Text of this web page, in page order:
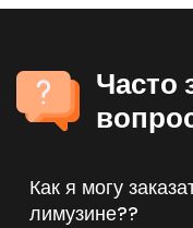
Часто
Как я могу
лимузине??